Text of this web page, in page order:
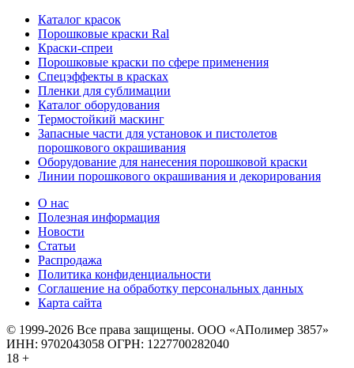
Каталог красок
Порошковые краски Ral
Краски-спреи
Порошковые краски по сфере применения
Спецэффекты в красках
Пленки для сублимации
Каталог оборудования
Термостойкий маскинг
Запасные части для установок и пистолетов
порошкового окрашивания
Оборудование для нанесения порошковой краски
Линии порошкового окрашивания и декорирования
О нас
Полезная информация
Новости
Статьи
Распродажа
Политика конфиденциальности
Соглашение на обработку персональных данных
Карта сайта
© 1999-2026 Все права защищены. ООО «АПолимер 3857»
ИНН: 9702043058 ОГРН: 1227700282040
18 +